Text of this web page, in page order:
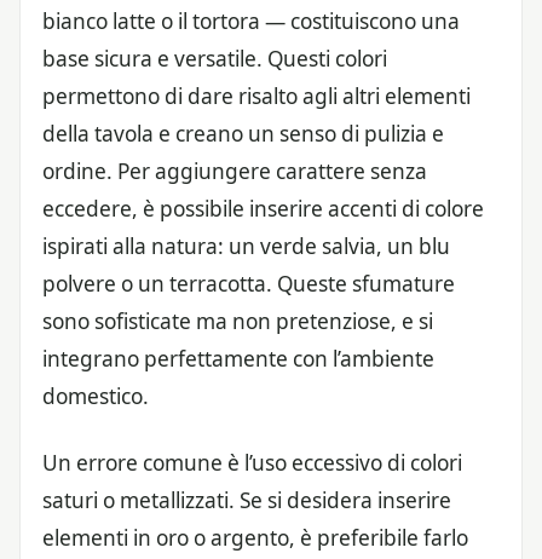
bianco latte o il tortora — costituiscono una
base sicura e versatile. Questi colori
permettono di dare risalto agli altri elementi
della tavola e creano un senso di pulizia e
ordine. Per aggiungere carattere senza
eccedere, è possibile inserire accenti di colore
ispirati alla natura: un verde salvia, un blu
polvere o un terracotta. Queste sfumature
sono sofisticate ma non pretenziose, e si
integrano perfettamente con l’ambiente
domestico.
Un errore comune è l’uso eccessivo di colori
saturi o metallizzati. Se si desidera inserire
elementi in oro o argento, è preferibile farlo